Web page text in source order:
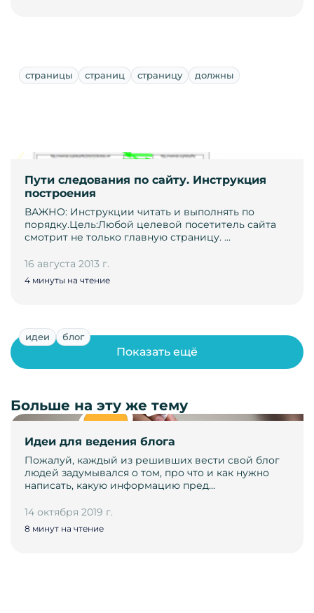
страницы страниц страницу должны
Пути следования по сайту. Инструкция
построения
ВАЖНО: Инструкции читать и выполнять по
порядку.Цель:Любой целевой посетитель сайта
смотрит не только главную страницу. …
16 августа 2013 г.
4 минуты на чтение
идеи блог
Идеи для ведения блога
Пожалуй, каждый из решивших вести свой блог
людей задумывался о том, про что и как нужно
написать, какую информацию пред…
14 октября 2019 г.
8 минут на чтение
Показать ещё
Больше на эту же тему